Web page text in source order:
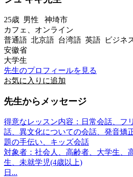
25歳 男性 神埼市
カフェ、オンライン
普通語 北京語 台湾語 英語 ビジネ
安徽省
大学生
先生のプロフィールを見る
お気に入りに追加
先生からメッセージ
得意なレッスン内容：日常会話、フ
話、異文化についての会話、発音矯
題の手伝い、キッズ会話
対象者：社会人、高齢者、大学生、
生、未就学児(4歳以上)
日...